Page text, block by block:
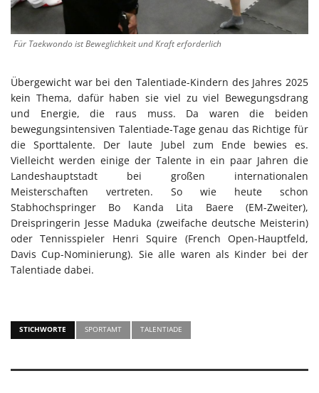
Für Taekwondo ist Beweglichkeit und Kraft erforderlich
Übergewicht war bei den Talentiade-Kindern des Jahres 2025
kein Thema, dafür haben sie viel zu viel Bewegungsdrang
und Energie, die raus muss. Da waren die beiden
bewegungsintensiven Talentiade-Tage genau das Richtige für
die Sporttalente. Der laute Jubel zum Ende bewies es.
Vielleicht werden einige der Talente in ein paar Jahren die
Landeshauptstadt bei großen internationalen
Meisterschaften vertreten. So wie heute schon
Stabhochspringer Bo Kanda Lita Baere (EM-Zweiter),
Dreispringerin Jesse Maduka (zweifache deutsche Meisterin)
oder Tennisspieler Henri Squire (French Open-Hauptfeld,
Davis Cup-Nominierung). Sie alle waren als Kinder bei der
Talentiade dabei.
STICHWORTE SPORTAMT TALENTIADE